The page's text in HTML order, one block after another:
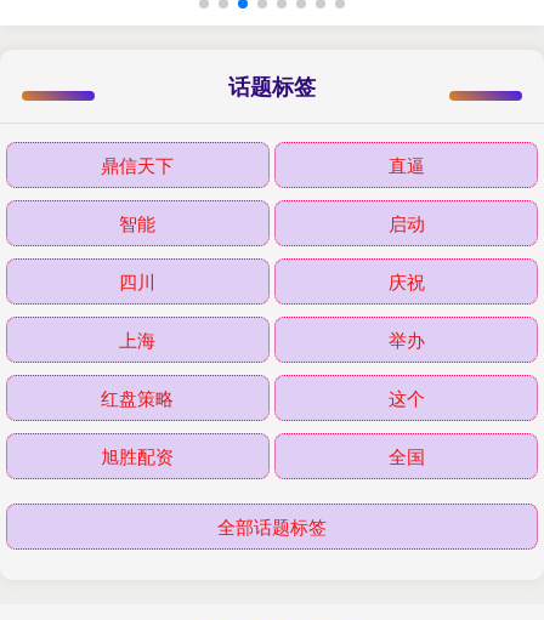
话题标签
鼎信天下 直逼
智能 启动
四川 庆祝
上海 举办
红盘策略 这个
旭胜配资 全国
全部话题标签